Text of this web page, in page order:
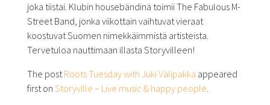
joka tiistai. Klubin housebändinä toimii The Fabulous M-
Street Band, jonka viikottain vaihtuvat vieraat
koostuvat Suomen nimekkäimmistä artisteista.
Tervetuloa nauttimaan illasta Storyvilleen!
The postRoots Tuesday with Juki Välipakka appeared
first on Storyville – Live music & happy people.